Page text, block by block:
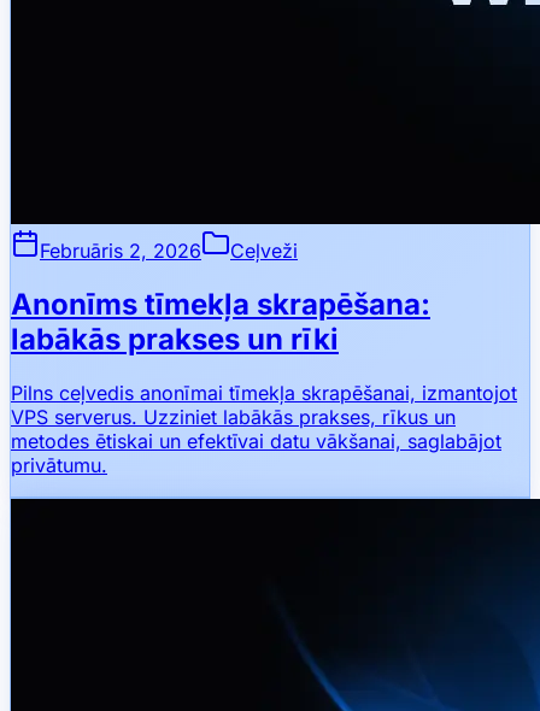
Februāris 2, 2026 Ceļveži
Anonīms tīmekļa skrapēšana:
labākās prakses un rīki
Pilns ceļvedis anonīmai tīmekļa skrapēšanai, izmantojot
VPS serverus. Uzziniet labākās prakses, rīkus un
metodes ētiskai un efektīvai datu vākšanai, saglabājot
privātumu.